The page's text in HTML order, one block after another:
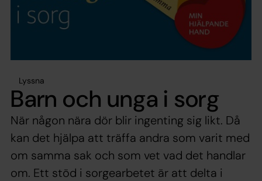
Lyssna
Barn och unga i sorg
När någon nära dör blir ingenting sig likt. Då
kan det hjälpa att träffa andra som varit med
om samma sak och som vet vad det handlar
om. Ett stöd i sorgearbetet är att delta i